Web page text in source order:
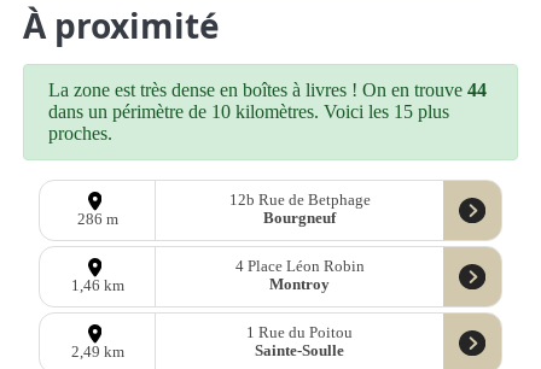
À proximité
La zone est très dense en boîtes à livres ! On en trouve44
dans un périmètre de 10 kilomètres. Voici les 15 plus
proches.
286 m
12b Rue de Betphage
Bourgneuf
1,46 km
4 Place Léon Robin
Montroy
2,49 km
1 Rue du Poitou
Sainte-Soulle